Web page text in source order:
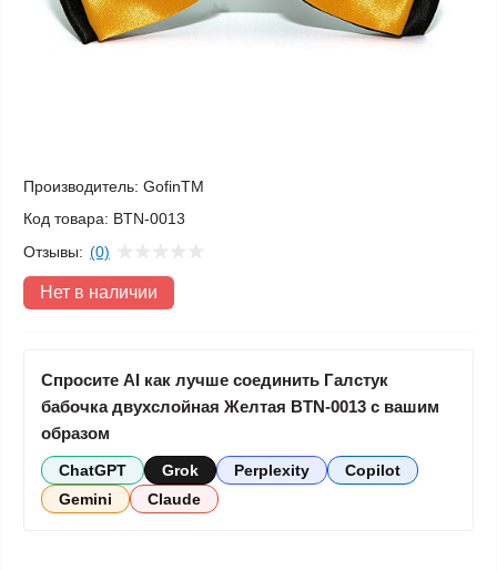
Производитель: GofinTM
Код товара: BTN-0013
Отзывы: (0)
Нет в наличии
Спросите AI как лучше соединить Галстук
бабочка двухслойная Желтая BTN-0013 с вашим
образом
ChatGPT Grok Perplexity
Copilot
Gemini
Claude